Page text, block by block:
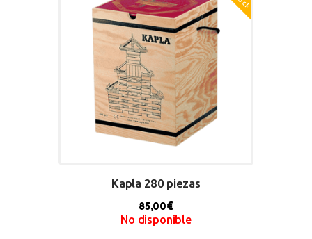
Kapla 280 piezas
85,00€
No disponible